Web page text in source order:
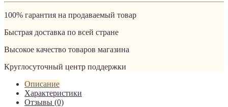
100% гарантия на продаваемый товар
Быстрая доставка по всей стране
Высокое качество товаров магазина
Круглосуточный центр поддержки
Описание
Характеристики
Отзывы (0)